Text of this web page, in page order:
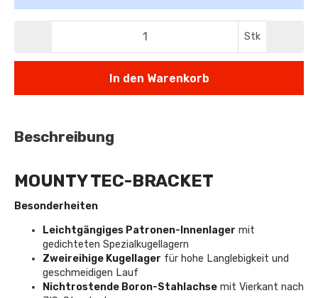
Stk
In den Warenkorb
Beschreibung
MOUNTY TEC-BRACKET
Besonderheiten
Leichtgängiges Patronen-Innenlager mit
gedichteten Spezialkugellagern
Zweireihige Kugellager für hohe Langlebigkeit und
geschmeidigen Lauf
Nichtrostende Boron-Stahlachse mit Vierkant nach